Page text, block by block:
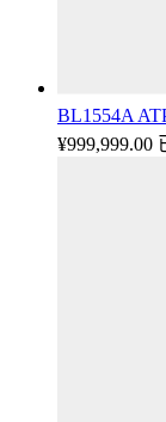
BL1554A
¥999,999.00